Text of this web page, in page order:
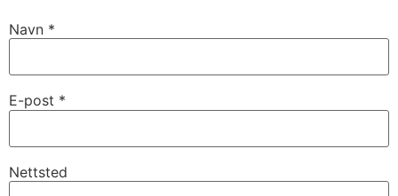
Navn *
E-post *
Nettsted